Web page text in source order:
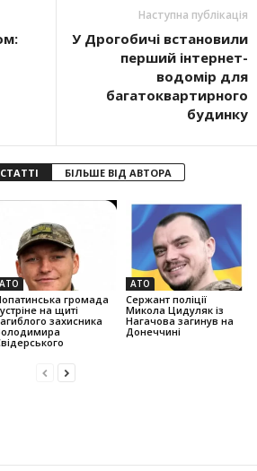
Наступна публікація
У Дрогобичі встановили
перший інтернет-
водомір для
багатоквартирного
будинку
БІЛЬШЕ ВІД АВТОРА
АТО
громада
на щиті
захисника
АТО
Сержант поліції
Микола Цидуляк із
Нагачова загинув на
Донеччині